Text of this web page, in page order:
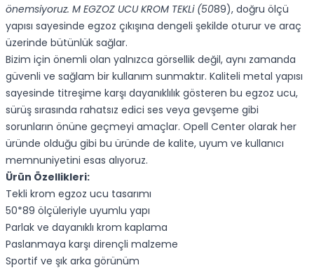
önemsiyoruz. M EGZOZ UCU KROM TEKLi (5089), doğru ölçü
yapısı sayesinde egzoz çıkışına dengeli şekilde oturur ve araç
üzerinde bütünlük sağlar.
Bizim için önemli olan yalnızca görsellik değil, aynı zamanda
güvenli ve sağlam bir kullanım sunmaktır. Kaliteli metal yapısı
sayesinde titreşime karşı dayanıklılık gösteren bu egzoz ucu,
sürüş sırasında rahatsız edici ses veya gevşeme gibi
sorunların önüne geçmeyi amaçlar. Opell Center olarak her
üründe olduğu gibi bu üründe de kalite, uyum ve kullanıcı
memnuniyetini esas alıyoruz.
Ürün Özellikleri:
Tekli krom egzoz ucu tasarımı
50*89 ölçüleriyle uyumlu yapı
Parlak ve dayanıklı krom kaplama
Paslanmaya karşı dirençli malzeme
Sportif ve şık arka görünüm